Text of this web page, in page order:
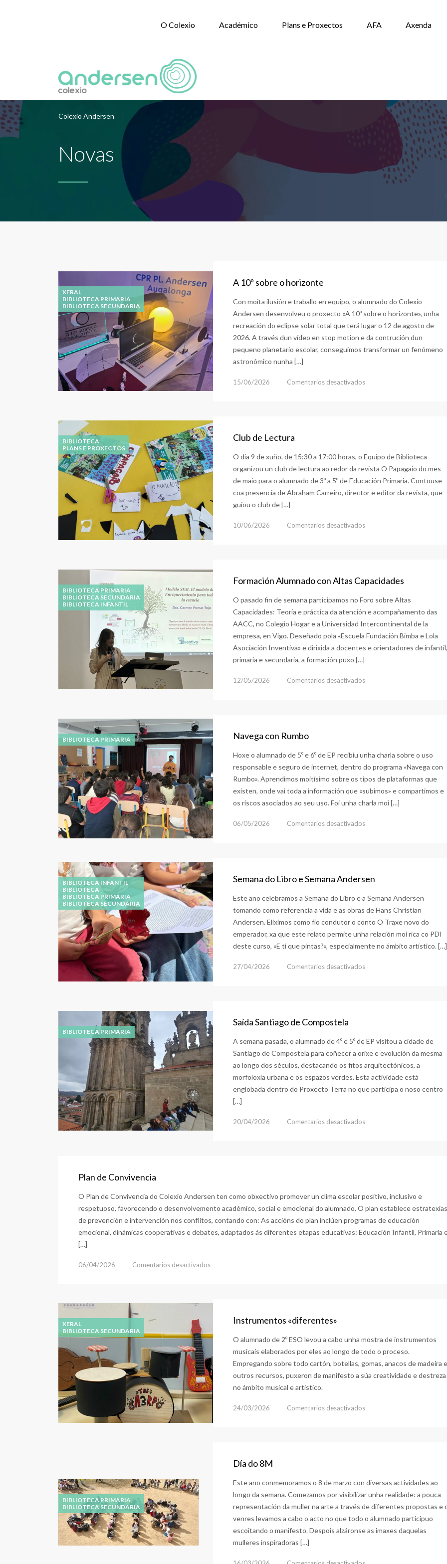
O Colexio Académico Plans e Proxectos AFA Axenda
Colexio Andersen
Novas
XERAL
BIBLIOTECA PRIMARIA
BIBLIOTECA SECUNDARIA
A 10º sobre o horizonte
Con moita ilusión e traballo en equipo, o alumnado do Colexio
Andersen desenvolveu o proxecto «A 10º sobre o horizonte», unha
recreación do eclipse solar total que terá lugar o 12 de agosto de
2026. A través dun vídeo en stop motion e da contrución dun
pequeno planetario escolar, conseguimos transformar un fenómeno
astronómico nunha […]
15/06/2026 Comentarios desactivados
BIBLIOTECA
PLANS E PROXECTOS
Club de Lectura
O día 9 de xuño, de 15:30 a 17:00 horas, o Equipo de Biblioteca
organizou un club de lectura ao redor da revista O Papagaio do mes
de maio para o alumnado de 3º a 5º de Educación Primaria. Contouse
coa presencia de Abraham Carreiro, director e editor da revista, que
guiou o club de […]
10/06/2026 Comentarios desactivados
BIBLIOTECA PRIMARIA
BIBLIOTECA SECUNDARIA
BIBLIOTECA INFANTIL
Formación Alumnado con Altas Capacidades
O pasado fin de semana participamos no Foro sobre Altas
Capacidades: Teoría e práctica da atención e acompañamento das
AACC, no Colegio Hogar e a Universidad Intercontinental de la
empresa, en Vigo. Deseñado pola «Escuela Fundación Bimba e Lola
Asociación Inventiva» e dirixida a docentes e orientadores de infantil,
primaria e secundaria, a formación puxo […]
12/05/2026 Comentarios desactivados
BIBLIOTECA PRIMARIA Navega con Rumbo
Hoxe o alumnado de 5º e 6º de EP recibiu unha charla sobre o uso
responsable e seguro de internet, dentro do programa «Navega con
Rumbo». Aprendimos moitísimo sobre os tipos de plataformas que
existen, onde vai toda a información que «subimos» e compartimos e
os riscos asociados ao seu uso. Foi unha charla moi […]
06/05/2026 Comentarios desactivados
BIBLIOTECA INFANTIL
BIBLIOTECA
BIBLIOTECA PRIMARIA
BIBLIOTECA SECUNDARIA
Semana do Libro e Semana Andersen
Este ano celebramos a Semana do Libro e a Semana Andersen
tomando como referencia a vida e as obras de Hans Christian
Andersen. Eliximos como fío condutor o conto O Traxe novo do
emperador, xa que este relato permite unha relación moi rica co PDI
deste curso, «E ti que pintas?», especialmente no ámbito artístico. […]
27/04/2026 Comentarios desactivados
Andersen
BIBLIOTECA PRIMARIA
Saída Santiago de Compostela
A semana pasada, o alumnado de 4º e 5º de EP visitou a cidade de
Santiago de Compostela para coñecer a orixe e evolución da mesma
ao longo dos séculos, destacando os fitos arquitectónicos, a
morfoloxía urbana e os espazos verdes. Esta actividade está
englobada dentro do Proxecto Terra no que participa o noso centro
[…]
20/04/2026 Comentarios desactivados
Plan de Convivencia
O Plan de Convivencia do Colexio Andersen ten como obxectivo promover un clima escolar positivo, inclusivo e
respetuoso, favorecendo o desenvolvemento académico, social e emocional do alumnado. O plan establece estratexias
de prevención e intervención nos conflitos, contando con: As accións do plan inclúen programas de educación
emocional, dinámicas cooperativas e debates, adaptados ás diferentes etapas educativas: Educación Infantil, Primaria
[…]
06/04/2026 Comentarios desactivados
Convivencia
XERAL
BIBLIOTECA SECUNDARIA
Instrumentos «diferentes»
O alumnado de 2º ESO levou a cabo unha mostra de instrumentos
musicais elaborados por eles ao longo de todo o proceso.
Empregando sobre todo cartón, botellas, gomas, anacos de madeira e
outros recursos, puxeron de manifesto a súa creatividade e destreza
no ámbito musical e artístico.
24/03/2026 Comentarios desactivados
BIBLIOTECA PRIMARIA
BIBLIOTECA SECUNDARIA
Día do 8M
Este ano conmemoramos o 8 de marzo con diversas actividades ao
longo da semana. Comezamos por visibilizar unha realidade: a pouca
representación da muller na arte a través de diferentes propostas e
venres levamos a cabo o acto no que todo o alumnado participuo
escoitando o manifesto. Despois alzáronse as imaxes daquelas
mulleres inspiradoras […]